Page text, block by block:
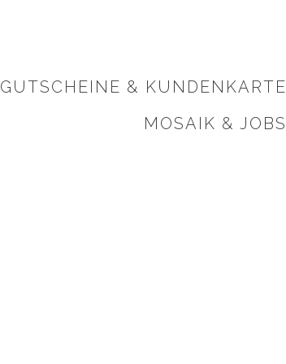
GUTSCHEINE & KUNDENKARTE
MOSAIK & JOBS